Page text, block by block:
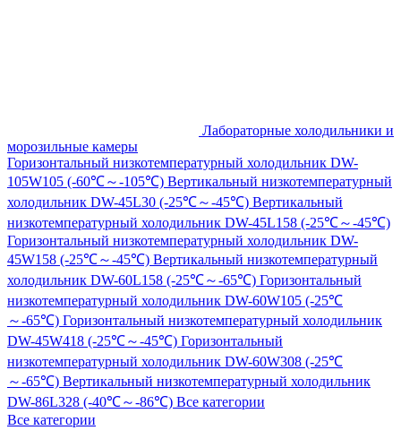
Лабораторные холодильники и
морозильные камеры
Горизонтальный низкотемпературный холодильник DW-
105W105 (-60℃～-105℃) Вертикальный низкотемпературный
холодильник DW-45L30 (-25℃～-45℃) Вертикальный
низкотемпературный холодильник DW-45L158 (-25℃～-45℃)
Горизонтальный низкотемпературный холодильник DW-
45W158 (-25℃～-45℃) Вертикальный низкотемпературный
холодильник DW-60L158 (-25℃～-65℃) Горизонтальный
низкотемпературный холодильник DW-60W105 (-25℃
～-65℃) Горизонтальный низкотемпературный холодильник
DW-45W418 (-25℃～-45℃) Горизонтальный
низкотемпературный холодильник DW-60W308 (-25℃
～-65℃) Вертикальный низкотемпературный холодильник
DW-86L328 (-40℃～-86℃) Все категории
Все категории